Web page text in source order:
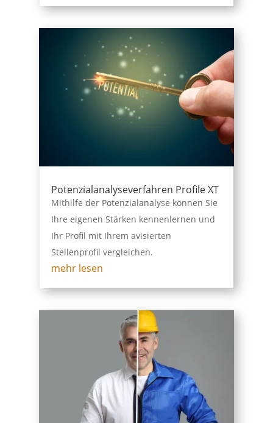
Potenzialanalyseverfahren Profile XT
Mithilfe der Potenzialanalyse können Sie
Ihre eigenen Stärken kennenlernen und
Ihr Profil mit Ihrem avisierten
Stellenprofil vergleichen.
mehr lesen